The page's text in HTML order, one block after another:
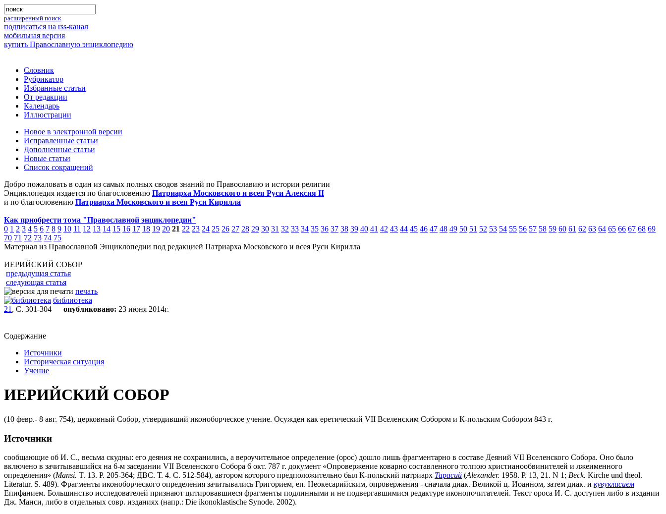
расширенный поиск
подписаться на rss-канал
мобильная версия
купить Православную энциклопедию
Словник
Рубрикатор
Избранные статьи
От редакции
Календарь
Иллюстрации
Новое в электронной версии
Исправленные статьи
Дополненные статьи
Новые статьи
Список сокращений
Добро пожаловать в один из самых полных сводов знаний по Православию и истории религии
Энциклопедия издается по благословению Патриарха Московского и всея Руси Алексия II
и по благословению Патриарха Московского и всея Руси Кирилла
Как приобрести тома "Православной энциклопедии"
0 1 2 3 4 5 6 7 8 9 10 11 12 13 14 15 16 17 18 19 20 21 22 23 24 25 26 27 28 29 30 31 32 33 34 35 36 37 38 39 40 41 42 43 44 45 46 47 48 49 50 51 52 53 54 55 56 57 58 59 60 61 62 63 64 65 66 67 68 69
70 71 72 73 74 75
Материал из Православной Энциклопедии под редакцией Патриарха Московского и всея Руси Кирилла
ИЕРИЙСКИЙ СОБОР
предыдущая статья
следующая статья
печать
библиотека
21 , С. 301-304 опубликовано: 23 июня 2014г.
Содержание
Источники
Историческая ситуация
Учение
ИЕРИЙСКИЙ СОБОР
(10 февр.- 8 авг. 754), церковный Собор, утвердивший иконоборческое учение. Осужден как еретический VII Вселенским Собором и К-польским Собором 843 г.
Источники
сообщающие об И. С., весьма скудны: его деяния не сохранились, а вероучительное определение (орос) дошло лишь фрагментарно в составе Деяний VII Вселенского Собора. Оно было
включено в зачитывавшийся на 6-м заседании VII Вселенского Собора 6 окт. 787 г. документ «Опровержение коварно составленного толпою христианообвинителей и лжеименного
определения» (Mansi. T. 13. P. 205-364; ДВС. Т. 4. С. 512-584), автором которого предположительно был К-польский патриарх Тарасий (Alexander. 1958. P. 13, 21. N 1; Beck. Kirche und theol.
Literatur. S. 489). Фрагменты иконоборческого определения зачитывались Григорием, еп. Неокесарийским, опровержения - сначала диак. Великой ц. Иоанном, затем диак. и кувуклисием
Епифанием. Большинство исследователей признают цитировавшиеся фрагменты подлинными и не подвергавшимися редактуре иконопочитателей. Текст ороса И. С. доступен либо в издании
Дж. Манси, либо в отдельных совр. изданиях (напр.: Die ikonoklastische Synode. 2002).